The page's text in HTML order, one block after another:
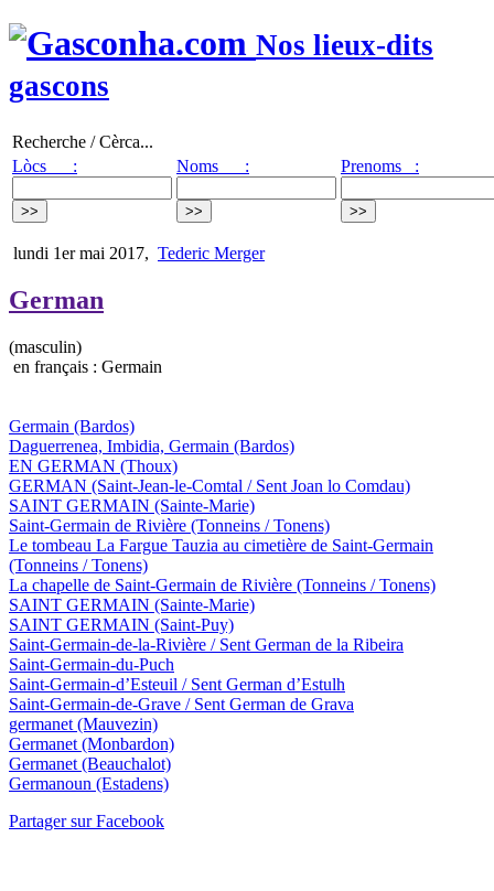
Nos lieux-dits
gascons
Recherche / Cèrca...
Lòcs :
Noms : Prenoms :
lundi 1er mai 2017, Tederic Merger
German
(masculin)
en français : Germain
Germain (Bardos)
Daguerrenea, Imbidia, Germain (Bardos)
EN GERMAN (Thoux)
GERMAN (Saint-Jean-le-Comtal / Sent Joan lo Comdau)
SAINT GERMAIN (Sainte-Marie)
Saint-Germain de Rivière (Tonneins / Tonens)
Le tombeau La Fargue Tauzia au cimetière de Saint-Germain
(Tonneins / Tonens)
La chapelle de Saint-Germain de Rivière (Tonneins / Tonens)
SAINT GERMAIN (Sainte-Marie)
SAINT GERMAIN (Saint-Puy)
Saint-Germain-de-la-Rivière / Sent German de la Ribeira
Saint-Germain-du-Puch
Saint-Germain-d’Esteuil / Sent German d’Estulh
Saint-Germain-de-Grave / Sent German de Grava
germanet (Mauvezin)
Germanet (Monbardon)
Germanet (Beauchalot)
Germanoun (Estadens)
Partager sur Facebook